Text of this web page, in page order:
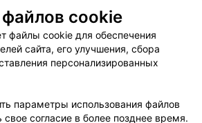
соглашение
Способы оплаты
Партнеры
руководителю 103.by
персональных данных
cookie
файлы cookie для обеспечения
сайта, его улучшения, сбора
персонализированных
параметры использования файлов
свое согласие в более позднее время.